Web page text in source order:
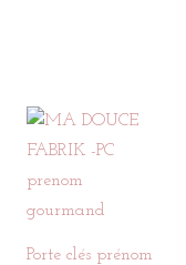
Porte clés prénom